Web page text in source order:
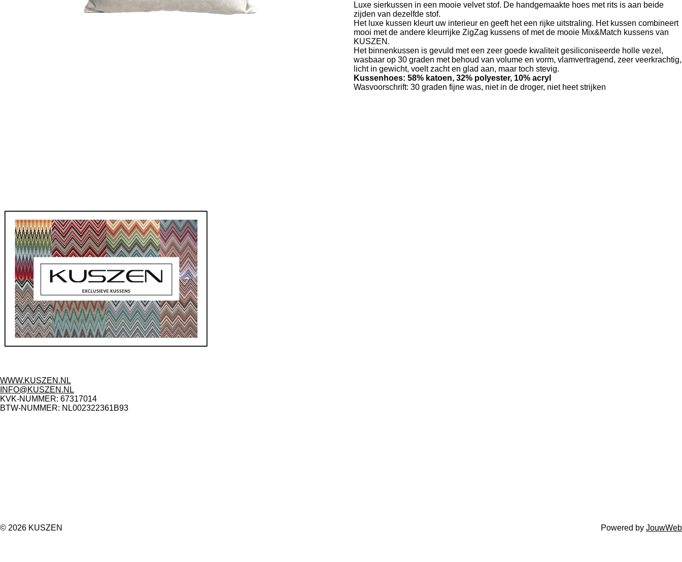
Luxe sierkussen in een mooie velvet stof. De handgemaakte hoes met rits is aan beide
zijden van dezelfde stof.
Het luxe kussen kleurt uw interieur en geeft het een rijke uitstraling. Het kussen combineert
mooi met de andere kleurrijke ZigZag kussens of met de mooie Mix&Match kussens van
KUSZEN.
Het binnenkussen is gevuld met een zeer goede kwaliteit gesiliconiseerde holle vezel,
wasbaar op 30 graden met behoud van volume en vorm, vlamvertragend, zeer veerkrachtig,
licht in gewicht, voelt zacht en glad aan, maar toch stevig.
Kussenhoes: 58% katoen, 32% polyester, 10% acryl
Wasvoorschrift: 30 graden fijne was, niet in de droger, niet heet strijken
WWW.KUSZEN.NL
INFO@KUSZEN.NL
KVK-NUMMER: 67317014
BTW-NUMMER: NL002322361B93
© 2026 KUSZEN
Powered by JouwWeb